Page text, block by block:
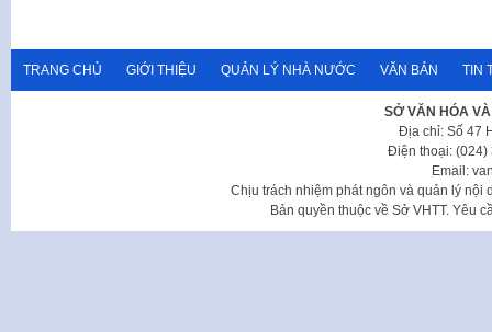
TRANG CHỦ GIỚI THIỆU QUẢN LÝ NHÀ NƯỚC VĂN BẢN TIN
SỞ VĂN HÓA
Địa chỉ: Số 47
Điện thoại: (024)
Email:
Chịu trách nhiệm phát ngôn và quản lý nội
Bản quyền thuộc về Sở VHTT. Yêu